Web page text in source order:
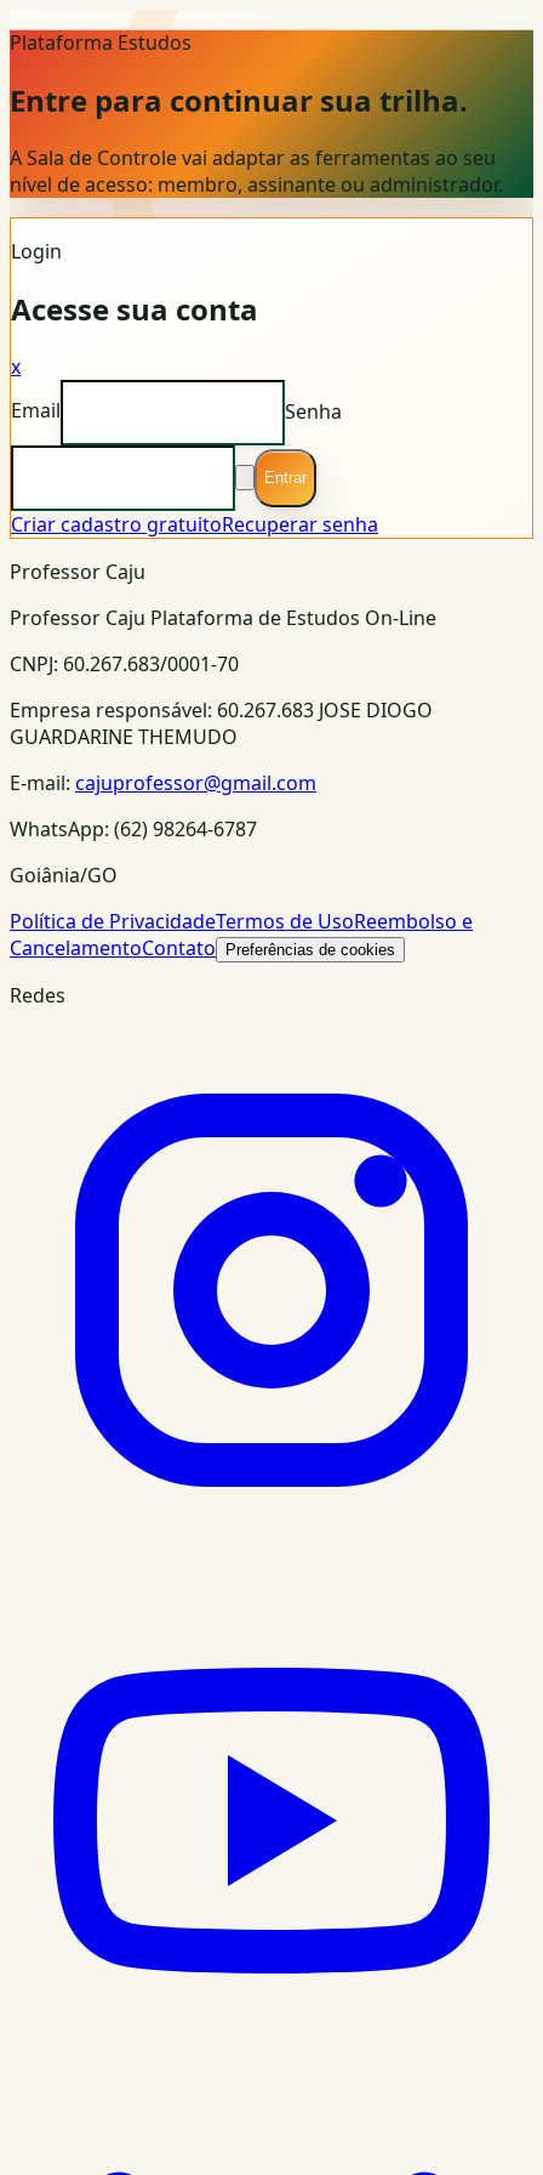
Plataforma Estudos
Entre para continuar sua trilha.
A Sala de Controle vai adaptar as ferramentas ao seu
nível de acesso: membro, assinante ou administrador.
Login
Acesse sua conta
x
Email
Senha
Entrar
Criar cadastro gratuitoRecuperar senha
Professor Caju
Professor Caju Plataforma de Estudos On-Line
CNPJ: 60.267.683/0001-70
Empresa responsável: 60.267.683 JOSE DIOGO
GUARDARINE THEMUDO
E-mail: cajuprofessor@gmail.com
WhatsApp: (62) 98264-6787
Goiânia/GO
Política de PrivacidadeTermos de UsoReembolso e
CancelamentoContato Preferências de cookies
Redes